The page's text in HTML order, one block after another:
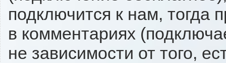
подключится к нам, тогда
в комментариях
не зависимости от того,